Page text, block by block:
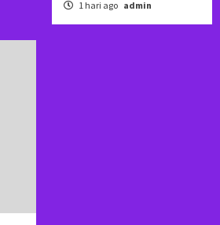
1 hari ago admin